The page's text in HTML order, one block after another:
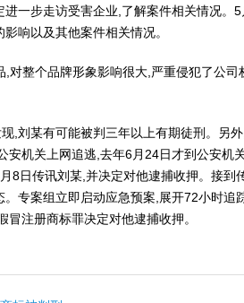
一步走访受害企业,了解案件相关情况。
响以及其他案件相关情况。
对整个品牌形象影响很大,严重侵犯了公
,刘某有可能被判三年以上有期徒刑。另
安机关上网追逃,去年6月24日才到公安机
8日传讯刘某,并决定对他逮捕收押。接
专案组立即启动应急预案,展开72小时
冒注册商标罪决定对他逮捕收押。